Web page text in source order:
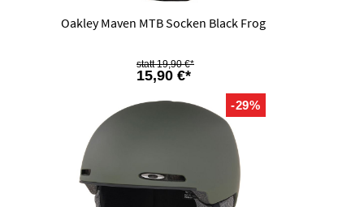
Oakley Maven MTB Socken Black Frog
15,90 €*
19,90 €*
-29%